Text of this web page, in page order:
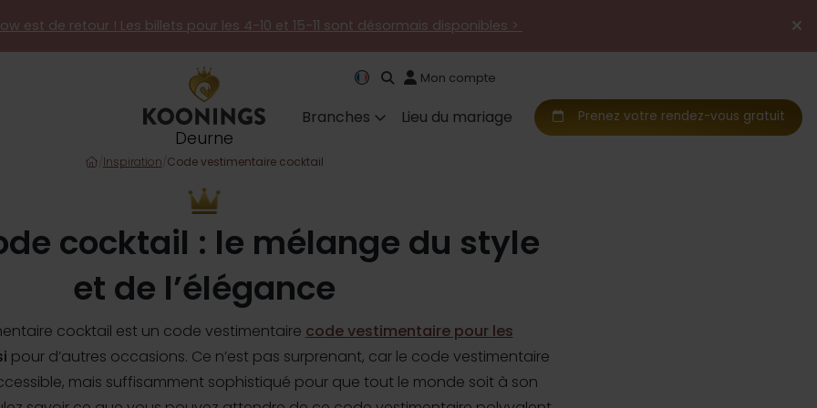
est de retour ! Les billets pour les 4-10 et 15-11 sont désormais disponibles >
Deurne
Mon compte
Branches Lieu du mariage Prenez votre rendez-vous gratuit
Inspiration Code vestimentaire cocktail
cocktail : le mélange du style
et de l’élégance
cocktail est un code vestimentaire code vestimentaire pour les
pour d’autres occasions. Ce n’est pas surprenant, car le code vestimentaire
mais suffisamment sophistiqué pour que tout le monde soit à son